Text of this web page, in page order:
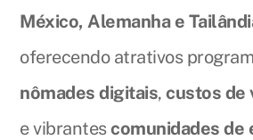
México, Alemanha e
oferecendo atrativos
nômades digitais,custos de
e vibrantescomunidades de